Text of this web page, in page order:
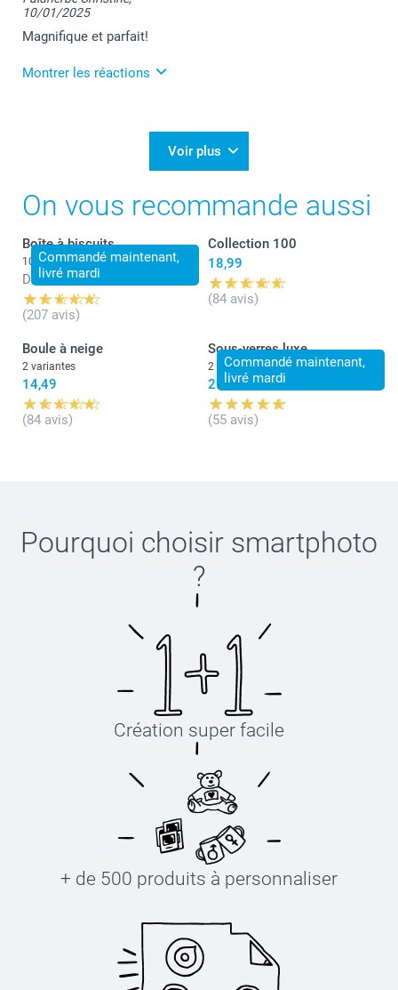
Nous sommes ravis que vous soyez pleinement
satisfaite de votre commande.
Nous restons à votre disposition,
Laila@Smartphoto
10/01/2025
Magnifique et parfait!
Montrer les réactions
Merci pour votre superbe retour Christine.
Nous restons à votre service,
Laila@Smartphoto
Voir plus
On vous recommande aussi
Commandé maintenant,
livré mardi
Boîte à biscuits
10 variantes
Dès 22,99
(207 avis)
Collection 100
18,99
(84 avis)
Boule à neige
2 variantes
14,49
(84 avis)
Commandé maintenant,
livré mardi
Sous-verres luxe
2 variantes
29,99
(55 avis)
Pourquoi choisir smartphoto
?
Création super facile
+ de 500 produits à personnaliser